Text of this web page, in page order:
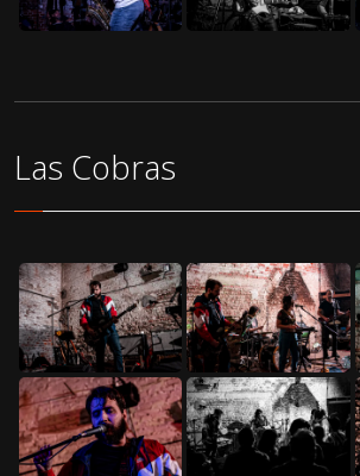
Las Cobras